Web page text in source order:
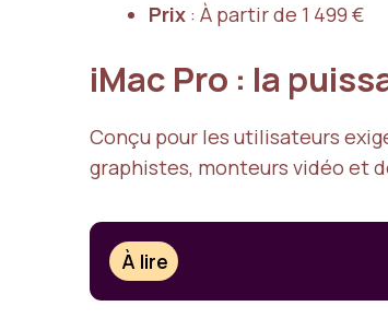
Prix : À partir de 1 499 €
iMac Pro : la
Conçu pour les utilisateurs
graphistes, monteurs vidéo et
À lire